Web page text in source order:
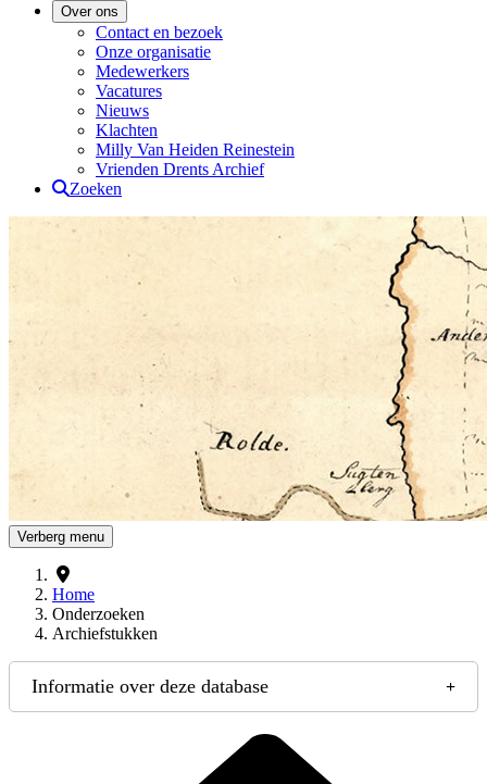
Over ons
Contact en bezoek
Onze organisatie
Medewerkers
Vacatures
Nieuws
Klachten
Milly Van Heiden Reinestein
Vrienden Drents Archief
Zoeken
Drents Archief
Verberg menu
Home
Onderzoeken
Archiefstukken
Informatie over deze database